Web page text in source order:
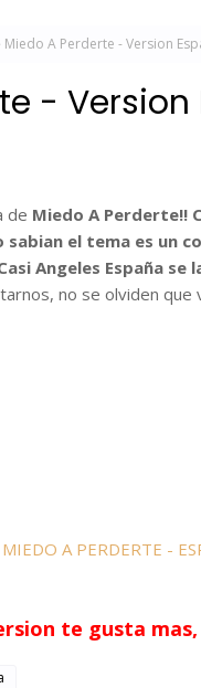
Miedo A Perderte - Version
- Version
de Miedo A Perderte!!
sabian el tema es un
Angeles España se
no se olviden
MIEDO A PERDERTE -
te gusta